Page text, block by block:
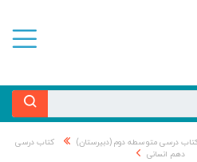
درسی متوسطه دوم (دبیرستان)
کتاب درسی
دهم انسانی